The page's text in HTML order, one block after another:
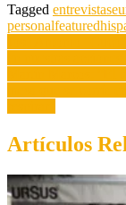
Tagged entrevistas
personalfeatured
Post
navigation
Artículos